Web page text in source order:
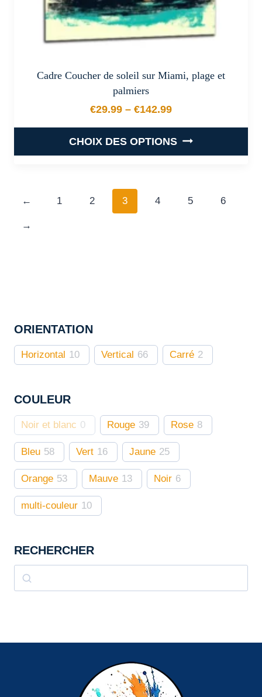
produit
Cadre Coucher de soleil sur Miami, plage et
palmiers
€29.99 – €142.99
Plage de prix : €29.99 à
CHOIX DES OPTIONS
plusieurs
page
du
← 1 2 3 4 5 6
→
ORIENTATION
Horizontal 10 Vertical 66 Carré 2
COULEUR
Noir et blanc 0 Rouge 39 Rose 8
Bleu 58 Vert 16 Jaune 25
Orange 53 Mauve 13 Noir 6
multi-couleur 10
RECHERCHER
Rechercher